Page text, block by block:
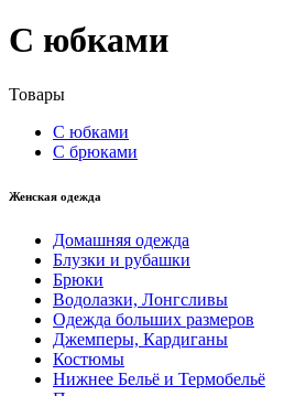
С юбками
Товары
С юбками
С брюками
Женская одежда
Домашняя одежда
Блузки и рубашки
Брюки
Водолазки, Лонгсливы
Одежда больших размеров
Джемперы, Кардиганы
Костюмы
Нижнее Бельё и Термобельё